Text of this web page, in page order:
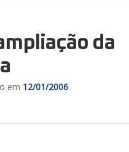
da
em 12/01/2006